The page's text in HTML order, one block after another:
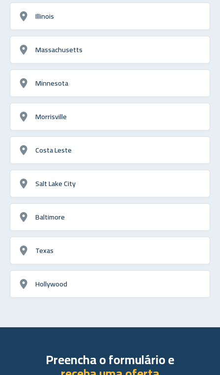
Illinois
Massachusetts
Minnesota
Morrisville
Costa Leste
Salt Lake City
Baltimore
Texas
Hollywood
Preencha o formulário e